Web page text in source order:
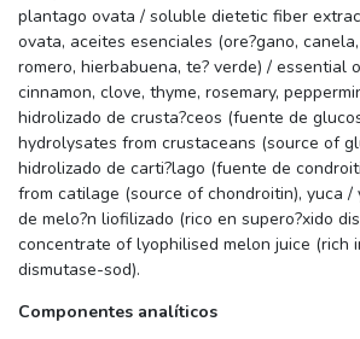
plantago ovata / soluble dietetic fiber
ovata, aceites esenciales (ore?gano,
romero, hierbabuena, te? verde) / essential
cinnamon, clove, thyme, rosemary,
hidrolizado de crusta?ceos (fuente de
hydrolysates from crustaceans (source of
hidrolizado de carti?lago (fuente de
from catilage (source of chondroitin), yuca /
de melo?n liofilizado (rico en supero?xido
concentrate of lyophilised melon juice (rich
dismutase-sod).
Componentes analíticos